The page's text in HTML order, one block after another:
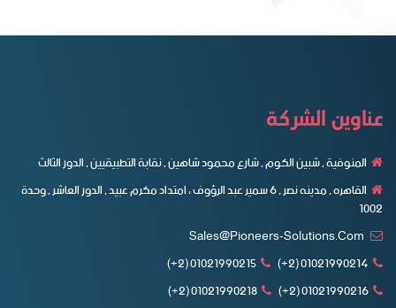
عناوين الشركة
المنوفية , شبين الكوم , شارع محمود شاهين , نقابة التطبيقيين , الدور الثالث
القاهره , مدينه نصر , ٦ سمير عبد الرؤوف ، امتداد مكرم عبيد , الدور العاشر , وحدة
1002
01021990214 (2+)
01021990215 (2+)
01021990216 (2+)
01021990218 (2+)